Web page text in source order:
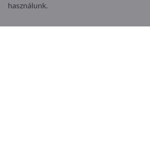
Exportpages International GmbH
használunk.